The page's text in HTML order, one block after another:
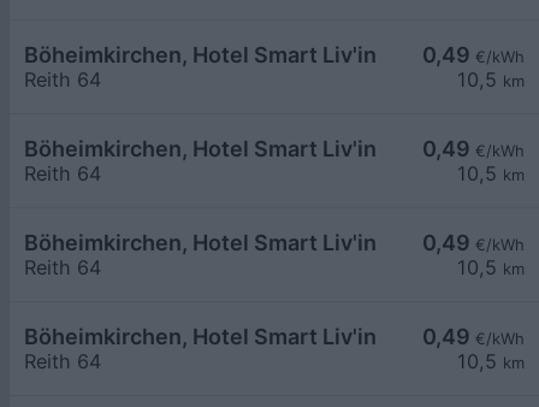
0,49 €/kWh
10,5 km
Böheimkirchen, Hotel Smart Liv'in
Reith 64
0,49 €/kWh
10,5 km
Böheimkirchen, Hotel Smart Liv'in
Reith 64
0,49 €/kWh
10,5 km
Böheimkirchen, Hotel Smart Liv'in
Reith 64
0,49 €/kWh
10,5 km
Böheimkirchen, Hotel Smart Liv'in
Reith 64